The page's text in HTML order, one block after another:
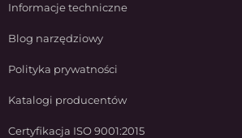
Informacje techniczne
Blog narzędziowy
Polityka prywatności
Katalogi producentów
Certyfikacja ISO 9001:2015